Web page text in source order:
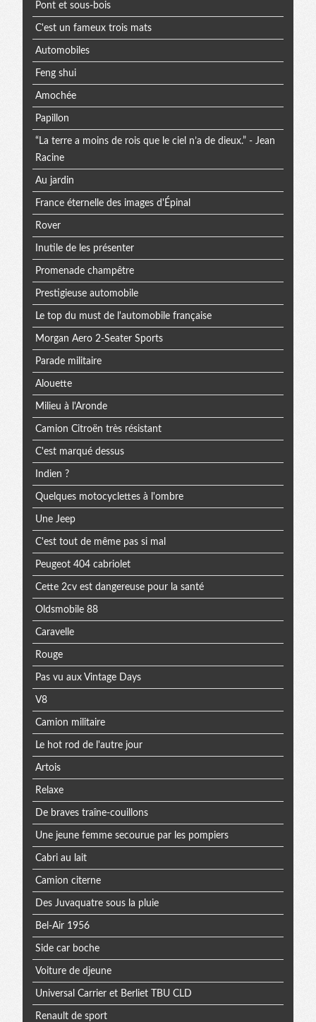
Pont et sous-bois
C'est un fameux trois mats
Automobiles
Feng shui
Amochée
Papillon
“La terre a moins de rois que le ciel n’a de dieux.” - Jean
Racine
Au jardin
France éternelle des images d'Épinal
Rover
Inutile de les présenter
Promenade champêtre
Prestigieuse automobile
Le top du must de l'automobile française
Morgan Aero 2-Seater Sports
Parade militaire
Alouette
Milieu à l'Aronde
Camion Citroën très résistant
C'est marqué dessus
Indien ?
Quelques motocyclettes à l'ombre
Une Jeep
C'est tout de même pas si mal
Peugeot 404 cabriolet
Cette 2cv est dangereuse pour la santé
Oldsmobile 88
Caravelle
Rouge
Pas vu aux Vintage Days
V8
Camion militaire
Le hot rod de l'autre jour
Artois
Relaxe
De braves traîne-couillons
Une jeune femme secourue par les pompiers
Cabri au lait
Camion citerne
Des Juvaquatre sous la pluie
Bel-Air 1956
Side car boche
Voiture de djeune
Universal Carrier et Berliet TBU CLD
Renault de sport